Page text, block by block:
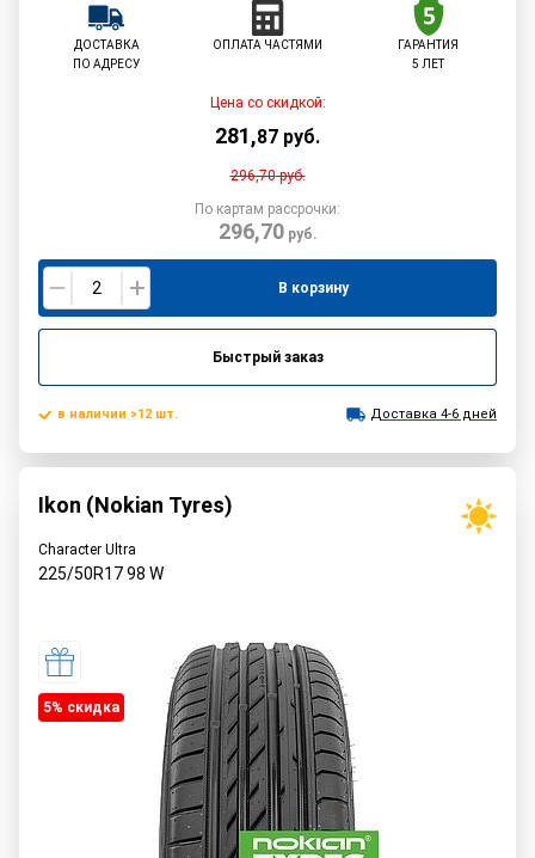
ДОСТАВКА
ПО АДРЕСУ
ОПЛАТА ЧАСТЯМИ
ГАРАНТИЯ
5 ЛЕТ
Цена со скидкой:
281,87 руб.
296,70руб.
По картам рассрочки:
296,70руб.
В корзину
Быстрый заказ
в наличии >12 шт. Доставка 4-6 дней
Ikon (Nokian Tyres)
Character Ultra
225/50R1798 W
5% cкидка